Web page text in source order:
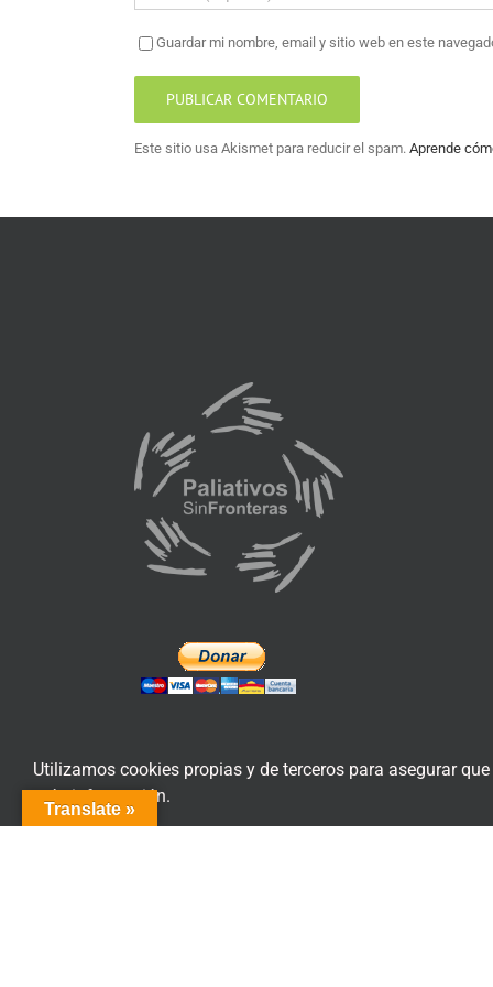
Guardar mi nombre, email y sitio web en este
Este sitio usa Akismet para reducir el spam. Aprende
Translate »
Utilizamos cookies propias y de terceros para asegurar
más información.